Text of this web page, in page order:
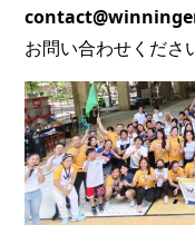
お問い合わせくださ